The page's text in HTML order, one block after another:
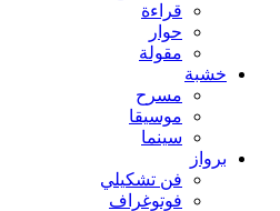
قراءة
حوار
مقولة
خشبة
مسرح
موسيقا
سينما
برواز
فن تشكيلي
فوتوغراف